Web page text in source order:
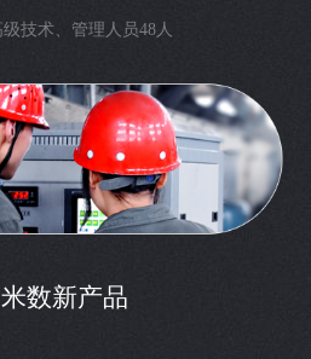
技术、管理人员48人
数新产品